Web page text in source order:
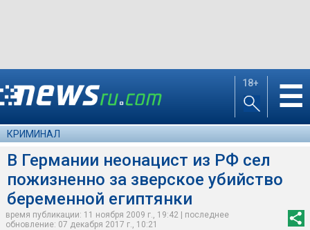
18+ ☰
КРИМИНАЛ
В Германии неонацист из РФ сел
пожизненно за зверское убийство
беременной египтянки
время публикации: 11 ноября 2009 г., 19:42 | последнее
обновление: 07 декабря 2017 г., 10:21